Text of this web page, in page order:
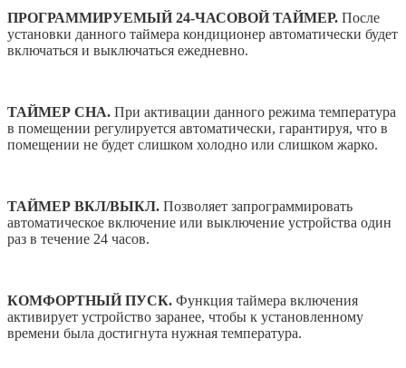
ПРОГРАММИРУЕМЫЙ 24-ЧАСОВОЙ ТАЙМЕР. После
установки данного таймера кондиционер автоматически будет
включаться и выключаться ежедневно.
ТАЙМЕР СНА. При активации данного режима температура
в помещении регулируется автоматически, гарантируя, что в
помещении не будет слишком холодно или слишком жарко.
ТАЙМЕР ВКЛ/ВЫКЛ. Позволяет запрограммировать
автоматическое включение или выключение устройства один
раз в течение 24 часов.
КОМФОРТНЫЙ ПУСК. Функция таймера включения
активирует устройство заранее, чтобы к установленному
времени была достигнута нужная температура.